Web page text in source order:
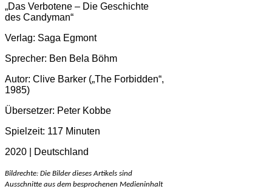
„Das Verbotene – Die Geschichte
des Candyman“
Verlag: Saga Egmont
Sprecher: Ben Bela Böhm
Autor: Clive Barker („The Forbidden“,
1985)
Übersetzer: Peter Kobbe
Spielzeit: 117 Minuten
2020 | Deutschland
Bildrechte: Die Bilder dieses Artikels sind
Ausschnitte aus dem besprochenen Medieninhalt